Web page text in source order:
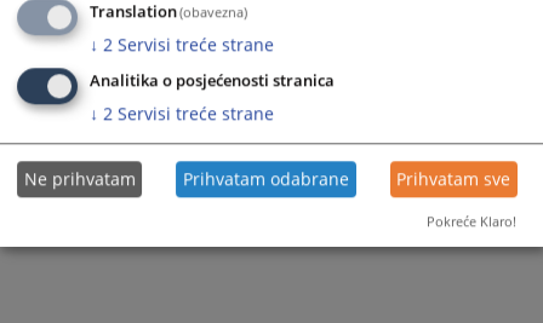
Translation(obavezna)
↓ 2 Servisi treće strane
Analitika o posjećenosti stranica
↓ 2 Servisi treće strane
Ne prihvatam Prihvatam odabrane Prihvatam sve
Pokreće Klaro!